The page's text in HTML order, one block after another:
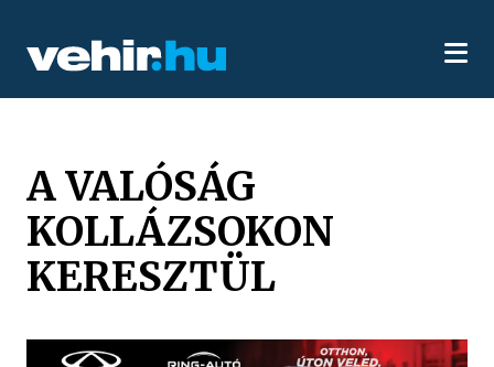
A VALÓSÁG
KOLLÁZSOKON
KERESZTÜL